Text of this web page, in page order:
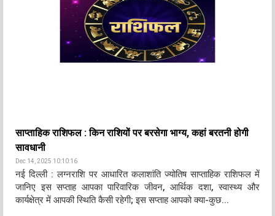
साप्ताहिक राशिफल : किन राशियों पर बरसेगा भाग्य, कहां बरतनी होगी
सावधानी
Dec 14, 2025 10:10:16
नई दिल्ली : लग्नराशि पर आधारित कलाशांति ज्योतिष साप्ताहिक राशिफल में
जानिए इस सप्ताह आपका पारिवारिक जीवन, आर्थिक दशा, स्वास्थ्य और
कार्यक्षेत्र में आपकी स्थिति कैसी रहेगी; इस सप्ताह आपको क्या-कुछ...